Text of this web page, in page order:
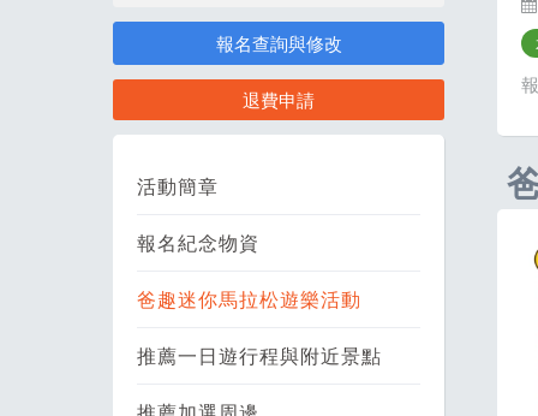
報名查詢與修改
退費申請
活動簡章
報名紀念物資
爸趣迷你馬拉松遊樂活動
推薦一日遊行程與附近景點